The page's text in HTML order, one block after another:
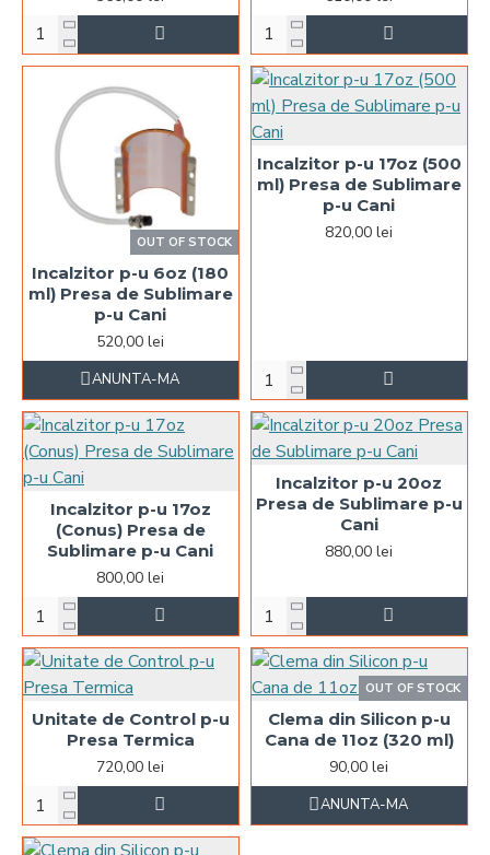
OUT OF STOCK
Incalzitor p-u 6oz (180
ml) Presa de Sublimare
p-u Cani
520,00 lei
ANUNTA-MA
Incalzitor p-u 17oz (500
ml) Presa de Sublimare
p-u Cani
820,00 lei
Incalzitor p-u 17oz
(Conus) Presa de
Sublimare p-u Cani
800,00 lei
Incalzitor p-u 20oz
Presa de Sublimare p-u
Cani
880,00 lei
Unitate de Control p-u
Presa Termica
720,00 lei
OUT OF STOCK
Clema din Silicon p-u
Cana de 11oz (320 ml)
90,00 lei
ANUNTA-MA